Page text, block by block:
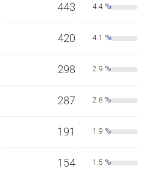
443 4.4 %
420 4.1 %
298 2.9 %
287 2.8 %
191 1.9 %
154 1.5 %